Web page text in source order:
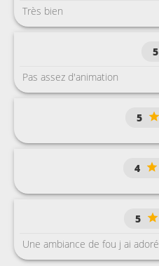
Très bien
5
Pas assez d'animation
5
4
5
Une ambiance de fou j ai adoré